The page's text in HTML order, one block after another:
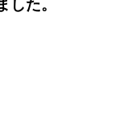
た。